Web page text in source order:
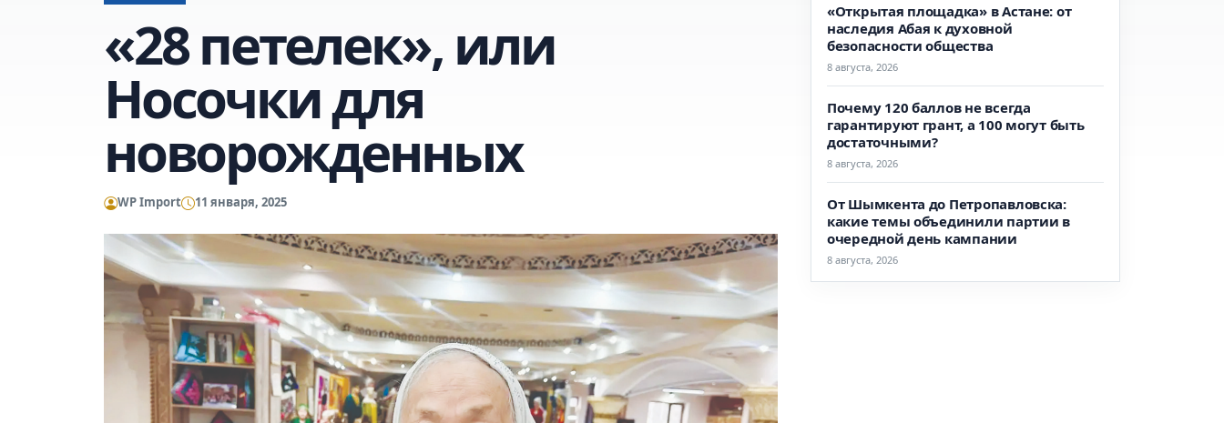
«28 петелек», или
Носочки для
новорожденных
WP Import 11 января, 2025
«Открытая площадка» в Астане: от
наследия Абая к духовной
безопасности общества
8 августа, 2026
Почему 120 баллов не всегда
гарантируют грант, а 100 могут быть
достаточными?
8 августа, 2026
От Шымкента до Петропавловска:
какие темы объединили партии в
очередной день кампании
8 августа, 2026